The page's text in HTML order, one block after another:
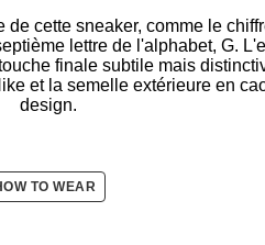
cette sneaker, comme le
lettre de l'alphabet, G.
finale subtile mais
et la semelle extérieure en
design.
TO WEAR